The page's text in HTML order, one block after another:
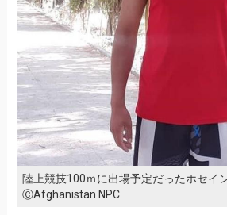
陸上競技100ｍに出場予定だったホ
ⒸAfghanistan NPC